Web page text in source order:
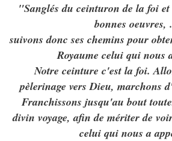
"Sanglés du ceinturon de la foi
bonnes oeuvres,
suivons donc ses chemins pour
Royaume celui qui nous
Notre ceinture c'est la foi.
pèlerinage vers Dieu, marchons
Franchissons jusqu'au bout
divin voyage, afin de mériter de
celui qui nous a